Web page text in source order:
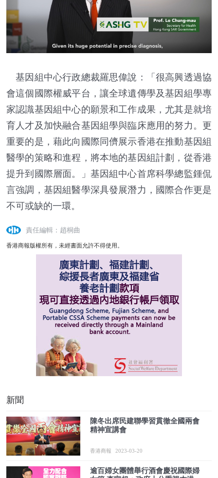
基因組中心行政總裁羅思偉說：「很高興透過協
會這個國際權威平台，讓全球遺傳學及基因組學專
家認識基因組中心的願景和工作成果，尤其是就培
育人才及加快融合基因組學與臨床應用的努力。更
重要的是，藉此向國際同儕展示香港在推動基因組
醫學的策略和進程，將本地的基因組計劃，從香港
提升到國際層面。」基因組中心首席科學總監鍾侃
言強調，基因組醫學深具發展潛力，國際合作更是
不可或缺的一環。
責任編輯：趙桐曲
香港商報版權所有，未經書面允許不得使用。
新聞
陳冬出席民建聯學習貫徹全國兩會
精神宣講會
香港商報 2023-03-20
逾百婦女團體舉行酒會慶祝國際婦